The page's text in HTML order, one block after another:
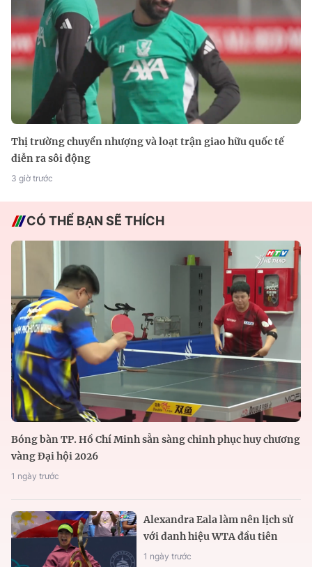
Thị trường chuyển nhượng và loạt trận giao hữu quốc tế
diễn ra sôi động
3 giờ trước
CÓ THỂ BẠN SẼ THÍCH
Bóng bàn TP. Hồ Chí Minh sẵn sàng chinh phục huy chương
vàng Đại hội 2026
1 ngày trước
Alexandra Eala làm nên lịch sử
với danh hiệu WTA đầu tiên
1 ngày trước